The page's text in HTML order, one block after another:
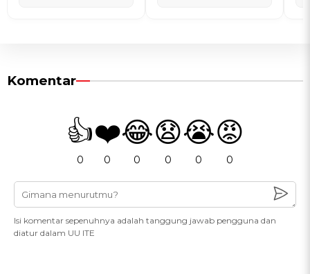
Komentar
👍
0
❤️
0
😂
0
😧
0
😭
0
😡
0
Isi komentar sepenuhnya adalah tanggung jawab pengguna dan
diatur dalam UU ITE